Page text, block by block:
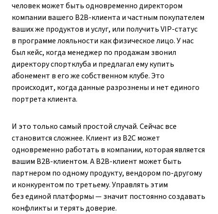
человек может быть одновременно директором
компании вашего B2B-клиента и частным покупателем
ваших же продуктов и услуг, или получить VIP-статус
в программе лояльности как физическое лицо. У нас
был кейс, когда менеджер по продажам звонил
директору спортклуба и предлагал ему купить
абонемент в его же собственном клубе. Это
происходит, когда данные разрознены и нет единого
портрета клиента.
И это только самый простой случай. Сейчас все
становится сложнее. Клиент из B2C может
одновременно работать в компании, которая является
вашим B2B-клиентом. А B2B-клиент может быть
партнером по одному продукту, вендором по-другому
и конкурентом по третьему. Управлять этим
без единой платформы — значит постоянно создавать
конфликты и терять доверие.